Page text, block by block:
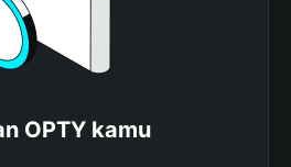
OPTY kamu